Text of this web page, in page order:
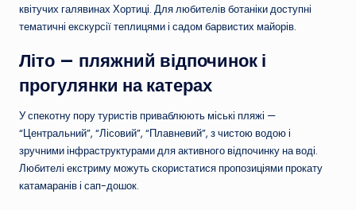
квітучих галявинах Хортиці. Для любителів ботаніки доступні
тематичні екскурсії теплицями і садом барвистих майорів.
Літо — пляжний відпочинок і
прогулянки на катерах
У спекотну пору туристів приваблюють міські пляжі —
“Центральний”, “Лісовий”, “Плавневий”, з чистою водою і
зручними інфраструктурами для активного відпочинку на воді.
Любителі екстриму можуть скористатися пропозиціями прокату
катамаранів і сап-дошок.